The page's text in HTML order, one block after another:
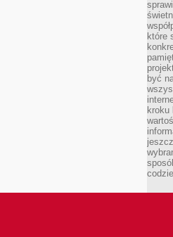
które
być
kroku